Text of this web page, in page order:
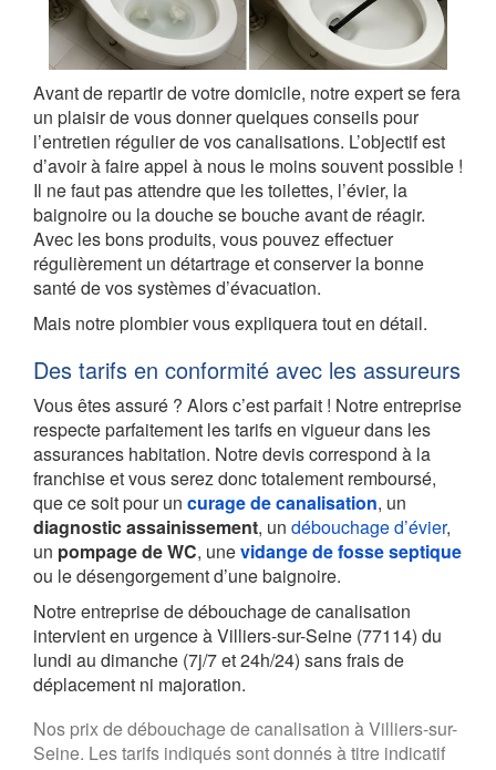
Avant de repartir de votre domicile, notre expert se fera
un plaisir de vous donner quelques conseils pour
l’entretien régulier de vos canalisations. L’objectif est
d’avoir à faire appel à nous le moins souvent possible !
Il ne faut pas attendre que les toilettes, l’évier, la
baignoire ou la douche se bouche avant de réagir.
Avec les bons produits, vous pouvez effectuer
régulièrement un détartrage et conserver la bonne
santé de vos systèmes d’évacuation.
Mais notre plombier vous expliquera tout en détail.
Des tarifs en conformité avec les assureurs
Vous êtes assuré ? Alors c’est parfait ! Notre entreprise
respecte parfaitement les tarifs en vigueur dans les
assurances habitation. Notre devis correspond à la
franchise et vous serez donc totalement remboursé,
que ce soit pour un curage de canalisation, un
diagnostic assainissement, un débouchage d’évier,
un pompage de WC, unevidange de fosse septique
ou le désengorgement d’une baignoire.
Notre entreprise de débouchage de canalisation
intervient en urgence à Villiers-sur-Seine (77114) du
lundi au dimanche (7j/7 et 24h/24) sans frais de
déplacement ni majoration.
Nos prix de débouchage de canalisation à Villiers-sur-
Seine. Les tarifs indiqués sont donnés à titre indicatif